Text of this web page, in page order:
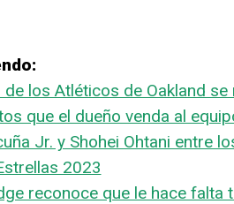
de los Atléticos de Oakland
que el dueño venda al
Jr. y Shohei Ohtani entre
2023
reconoce que le hace falta